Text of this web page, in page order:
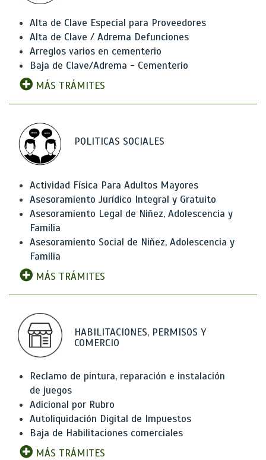
Alta de Clave Especial para Proveedores
Alta de Clave / Adrema Defunciones
Arreglos varios en cementerio
Baja de Clave/Adrema - Cementerio
MÁS TRÁMITES
POLITICAS SOCIALES
Actividad Física Para Adultos Mayores
Asesoramiento Jurídico Integral y Gratuito
Asesoramiento Legal de Niñez, Adolescencia y
Familia
Asesoramiento Social de Niñez, Adolescencia y
Familia
MÁS TRÁMITES
HABILITACIONES, PERMISOS Y
COMERCIO
Reclamo de pintura, reparación e instalación
de juegos
Adicional por Rubro
Autoliquidación Digital de Impuestos
Baja de Habilitaciones comerciales
MÁS TRÁMITES